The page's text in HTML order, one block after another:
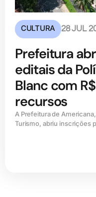
CULTURA 28 JUL
Prefeitura
editais da
Blanc com
recursos
A Prefeitura de
Turismo, abriu inscrições